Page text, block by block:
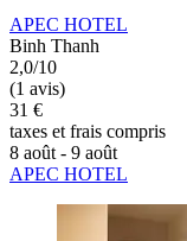
APEC HOTEL
Binh Thanh
2,0/10
(1 avis)
31 €
taxes et frais compris
8 août - 9 août
APEC HOTEL